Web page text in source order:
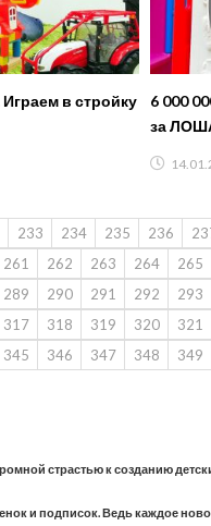
в стройку
6 000
за
233 234 235 236
261 262 263 264 265
289 290 291 292 293
317 318 319 320 321
345 346 347 348 349
страстью к созданию
и подписок. Ведь каждое